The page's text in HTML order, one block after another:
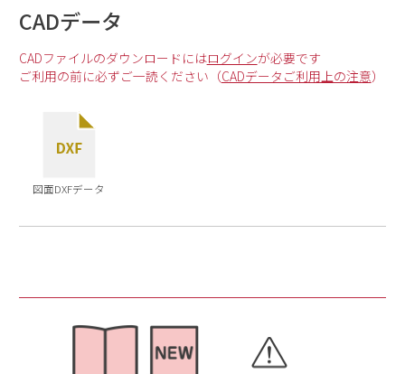
CADデータ
CADファイルのダウンロードにはログインが必要です
ご利用の前に必ずご一読ください（CADデータご利用上の注意）
図面DXFデータ